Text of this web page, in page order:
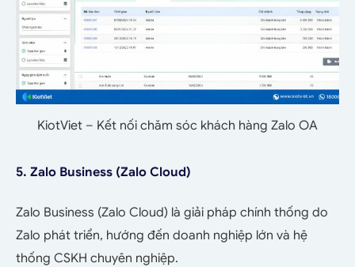
KiotViet – Kết nối chăm sóc khách hàng Zalo OA
5. Zalo Business (Zalo Cloud)
Zalo Business (Zalo Cloud) là giải pháp chính thống do
Zalo phát triển, hướng đến doanh nghiệp lớn và hệ
thống CSKH chuyên nghiệp.